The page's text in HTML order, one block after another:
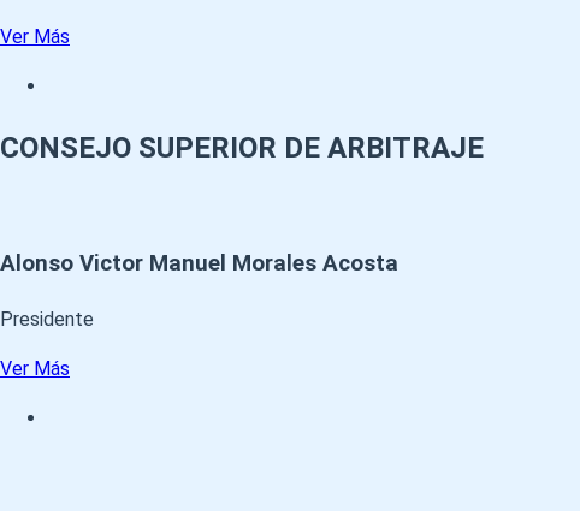
Ver Más
CONSEJO SUPERIOR DE ARBITRAJE
Alonso Victor Manuel Morales Acosta
Presidente
Ver Más